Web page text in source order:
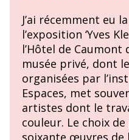
J’ai récemment eu
l’exposition ‘Yves
l’Hôtel de Caumont
musée privé, dont
organisées par
Espaces, met
artistes dont le
couleur. Le choix
soixante œuvres de